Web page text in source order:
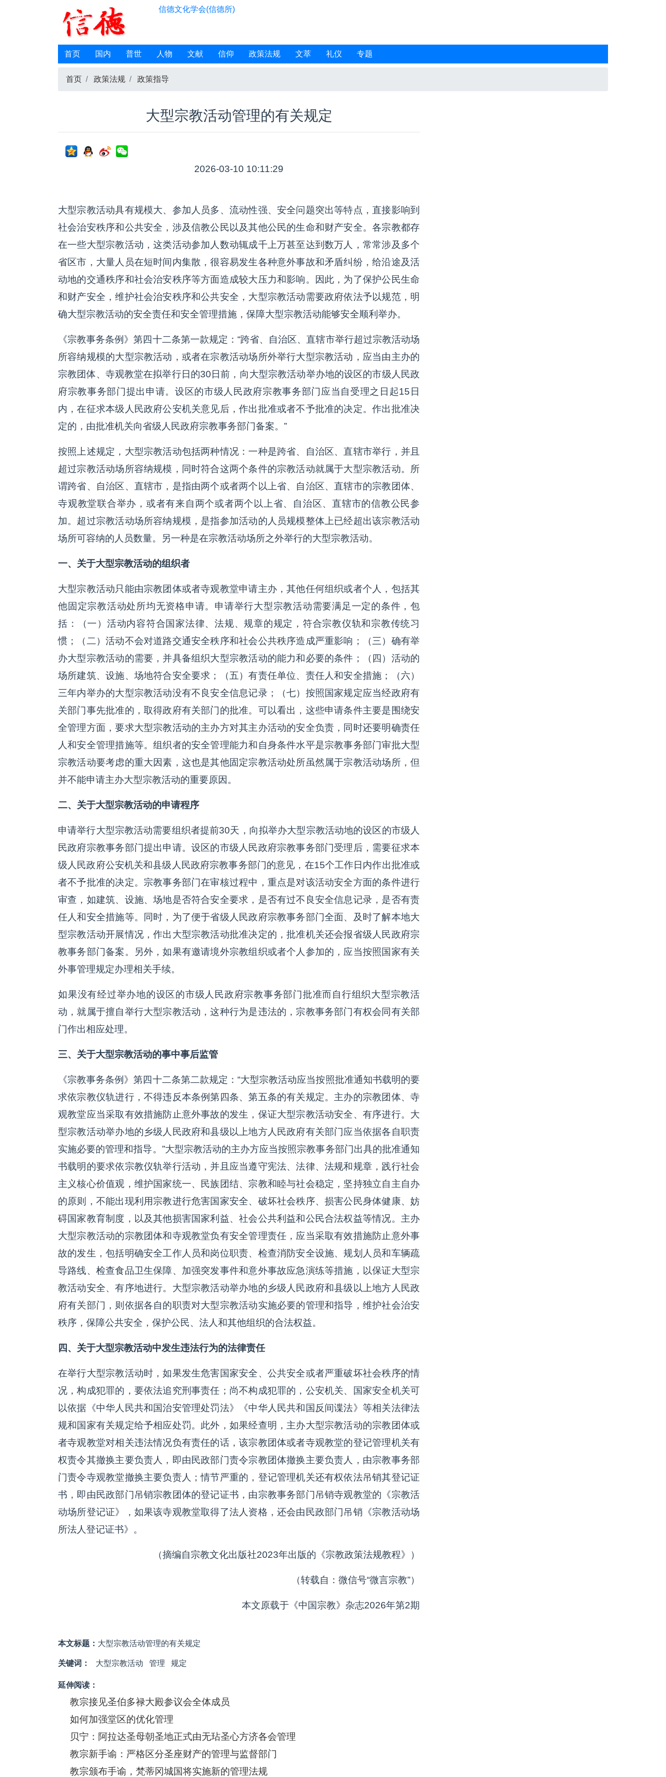
信德文化学会(信德所)
首页 国内 普世 人物 文献 信仰 政策法规 文萃 礼仪 专题
首页 政策法规 政策指导
大型宗教活动管理的有关规定
2026-03-10 10:11:29
大型宗教活动具有规模大、参加人员多、流动性强、安全问题突出等特点，直接影响到
社会治安秩序和公共安全，涉及信教公民以及其他公民的生命和财产安全。各宗教都存
在一些大型宗教活动，这类活动参加人数动辄成千上万甚至达到数万人，常常涉及多个
省区市，大量人员在短时间内集散，很容易发生各种意外事故和矛盾纠纷，给沿途及活
动地的交通秩序和社会治安秩序等方面造成较大压力和影响。因此，为了保护公民生命
和财产安全，维护社会治安秩序和公共安全，大型宗教活动需要政府依法予以规范，明
确大型宗教活动的安全责任和安全管理措施，保障大型宗教活动能够安全顺利举办。
《宗教事务条例》第四十二条第一款规定：“跨省、自治区、直辖市举行超过宗教活动场
所容纳规模的大型宗教活动，或者在宗教活动场所外举行大型宗教活动，应当由主办的
宗教团体、寺观教堂在拟举行日的30日前，向大型宗教活动举办地的设区的市级人民政
府宗教事务部门提出申请。设区的市级人民政府宗教事务部门应当自受理之日起15日
内，在征求本级人民政府公安机关意见后，作出批准或者不予批准的决定。作出批准决
定的，由批准机关向省级人民政府宗教事务部门备案。”
按照上述规定，大型宗教活动包括两种情况：一种是跨省、自治区、直辖市举行，并且
超过宗教活动场所容纳规模，同时符合这两个条件的宗教活动就属于大型宗教活动。所
谓跨省、自治区、直辖市，是指由两个或者两个以上省、自治区、直辖市的宗教团体、
寺观教堂联合举办，或者有来自两个或者两个以上省、自治区、直辖市的信教公民参
加。超过宗教活动场所容纳规模，是指参加活动的人员规模整体上已经超出该宗教活动
场所可容纳的人员数量。另一种是在宗教活动场所之外举行的大型宗教活动。
一、关于大型宗教活动的组织者
大型宗教活动只能由宗教团体或者寺观教堂申请主办，其他任何组织或者个人，包括其
他固定宗教活动处所均无资格申请。申请举行大型宗教活动需要满足一定的条件，包
括：（一）活动内容符合国家法律、法规、规章的规定，符合宗教仪轨和宗教传统习
惯；（二）活动不会对道路交通安全秩序和社会公共秩序造成严重影响；（三）确有举
办大型宗教活动的需要，并具备组织大型宗教活动的能力和必要的条件；（四）活动的
场所建筑、设施、场地符合安全要求；（五）有责任单位、责任人和安全措施；（六）
三年内举办的大型宗教活动没有不良安全信息记录；（七）按照国家规定应当经政府有
关部门事先批准的，取得政府有关部门的批准。可以看出，这些申请条件主要是围绕安
全管理方面，要求大型宗教活动的主办方对其主办活动的安全负责，同时还要明确责任
人和安全管理措施等。组织者的安全管理能力和自身条件水平是宗教事务部门审批大型
宗教活动要考虑的重大因素，这也是其他固定宗教活动处所虽然属于宗教活动场所，但
并不能申请主办大型宗教活动的重要原因。
二、关于大型宗教活动的申请程序
申请举行大型宗教活动需要组织者提前30天，向拟举办大型宗教活动地的设区的市级人
民政府宗教事务部门提出申请。设区的市级人民政府宗教事务部门受理后，需要征求本
级人民政府公安机关和县级人民政府宗教事务部门的意见，在15个工作日内作出批准或
者不予批准的决定。宗教事务部门在审核过程中，重点是对该活动安全方面的条件进行
审查，如建筑、设施、场地是否符合安全要求，是否有过不良安全信息记录，是否有责
任人和安全措施等。同时，为了便于省级人民政府宗教事务部门全面、及时了解本地大
型宗教活动开展情况，作出大型宗教活动批准决定的，批准机关还会报省级人民政府宗
教事务部门备案。另外，如果有邀请境外宗教组织或者个人参加的，应当按照国家有关
外事管理规定办理相关手续。
如果没有经过举办地的设区的市级人民政府宗教事务部门批准而自行组织大型宗教活
动，就属于擅自举行大型宗教活动，这种行为是违法的，宗教事务部门有权会同有关部
门作出相应处理。
三、关于大型宗教活动的事中事后监管
《宗教事务条例》第四十二条第二款规定：“大型宗教活动应当按照批准通知书载明的要
求依宗教仪轨进行，不得违反本条例第四条、第五条的有关规定。主办的宗教团体、寺
观教堂应当采取有效措施防止意外事故的发生，保证大型宗教活动安全、有序进行。大
型宗教活动举办地的乡级人民政府和县级以上地方人民政府有关部门应当依据各自职责
实施必要的管理和指导。”大型宗教活动的主办方应当按照宗教事务部门出具的批准通知
书载明的要求依宗教仪轨举行活动，并且应当遵守宪法、法律、法规和规章，践行社会
主义核心价值观，维护国家统一、民族团结、宗教和睦与社会稳定，坚持独立自主自办
的原则，不能出现利用宗教进行危害国家安全、破坏社会秩序、损害公民身体健康、妨
碍国家教育制度，以及其他损害国家利益、社会公共利益和公民合法权益等情况。主办
大型宗教活动的宗教团体和寺观教堂负有安全管理责任，应当采取有效措施防止意外事
故的发生，包括明确安全工作人员和岗位职责、检查消防安全设施、规划人员和车辆疏
导路线、检查食品卫生保障、加强突发事件和意外事故应急演练等措施，以保证大型宗
教活动安全、有序地进行。大型宗教活动举办地的乡级人民政府和县级以上地方人民政
府有关部门，则依据各自的职责对大型宗教活动实施必要的管理和指导，维护社会治安
秩序，保障公共安全，保护公民、法人和其他组织的合法权益。
四、关于大型宗教活动中发生违法行为的法律责任
在举行大型宗教活动时，如果发生危害国家安全、公共安全或者严重破坏社会秩序的情
况，构成犯罪的，要依法追究刑事责任；尚不构成犯罪的，公安机关、国家安全机关可
以依据《中华人民共和国治安管理处罚法》《中华人民共和国反间谍法》等相关法律法
规和国家有关规定给予相应处罚。此外，如果经查明，主办大型宗教活动的宗教团体或
者寺观教堂对相关违法情况负有责任的话，该宗教团体或者寺观教堂的登记管理机关有
权责令其撤换主要负责人，即由民政部门责令宗教团体撤换主要负责人，由宗教事务部
门责令寺观教堂撤换主要负责人；情节严重的，登记管理机关还有权依法吊销其登记证
书，即由民政部门吊销宗教团体的登记证书，由宗教事务部门吊销寺观教堂的《宗教活
动场所登记证》，如果该寺观教堂取得了法人资格，还会由民政部门吊销《宗教活动场
所法人登记证书》。
（摘编自宗教文化出版社2023年出版的《宗教政策法规教程》）
（转载自：微信号“微言宗教”）
本文原载于《中国宗教》杂志2026年第2期
本文标题： 大型宗教活动管理的有关规定
关键词： 大型宗教活动 管理 规定
延伸阅读：
教宗接见圣伯多禄大殿参议会全体成员
如何加强堂区的优化管理
贝宁：阿拉达圣母朝圣地正式由无玷圣心方济各会管理
教宗新手谕：严格区分圣座财产的管理与监督部门
教宗颁布手谕，梵蒂冈城国将实施新的管理法规